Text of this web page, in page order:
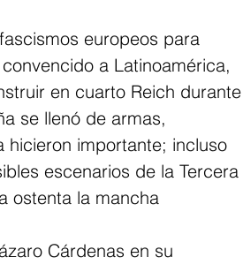
europeos para
a Latinoamérica,
en cuarto Reich durante
se llenó de armas,
hicieron importante; incluso
escenarios de la Tercera
ostenta la mancha
Cárdenas en su